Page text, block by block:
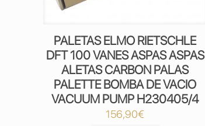
PALETAS ELMO RIETSCHLE
DFT 100 VANES ASPAS ASPAS
ALETAS CARBON PALAS
PALETTE BOMBA DE VACIO
VACUUM PUMP H230405/4
156,90€